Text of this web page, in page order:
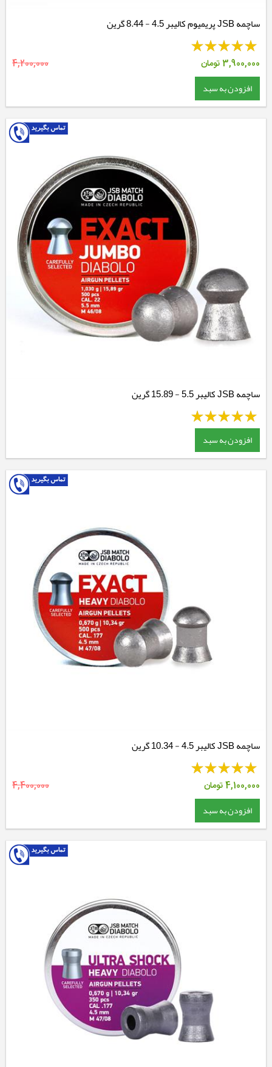
ساچمه JSB پریمیوم کالیبر 4.5 - 8.44 گرین
3,900,000تومان 4,200,000
افزودن به سبد
ساچمه JSB کالیبر 5.5 - 15.89 گرین
افزودن به سبد
ساچمه JSB کالیبر 4.5 - 10.34 گرین
4,100,000تومان 4,400,000
افزودن به سبد